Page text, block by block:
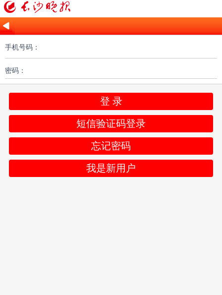
手机号码：
密码：
登 录
短信验证码登录
忘记密码
我是新用户